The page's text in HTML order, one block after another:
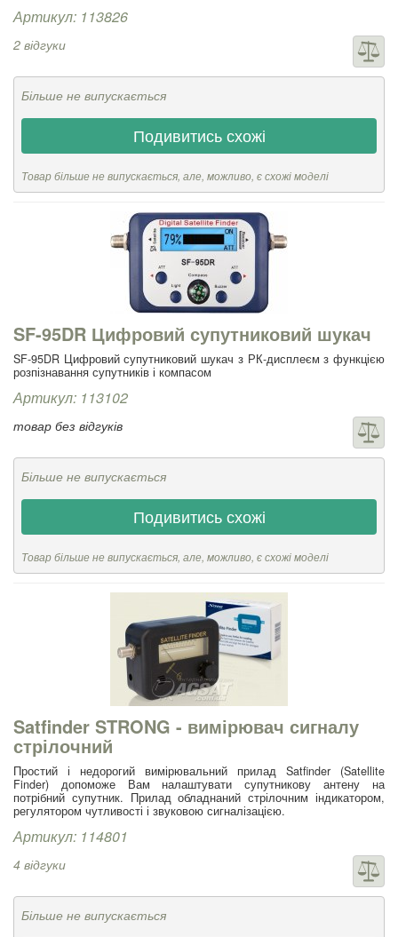
Артикул: 113826
2 відгуки
Більше не випускається
Подивитись схожі
Товар більше не випускається, але, можливо, є схожі моделі
SF-95DR Цифровий супутниковий шукач
SF-95DR Цифровий супутниковий шукач з РК-дисплеєм з функцією
розпізнавання супутників і компасом
Артикул: 113102
товар без відгуків
Більше не випускається
Подивитись схожі
Товар більше не випускається, але, можливо, є схожі моделі
Satfinder STRONG - вимірювач сигналу
стрілочний
Простий і недорогий вимірювальний прилад Satfinder (Satellite
Finder) допоможе Вам налаштувати супутникову антену на
потрібний супутник. Прилад обладнаний стрілочним індикатором,
регулятором чутливості і звуковою сигналізацією.
Артикул: 114801
4 відгуки
Більше не випускається